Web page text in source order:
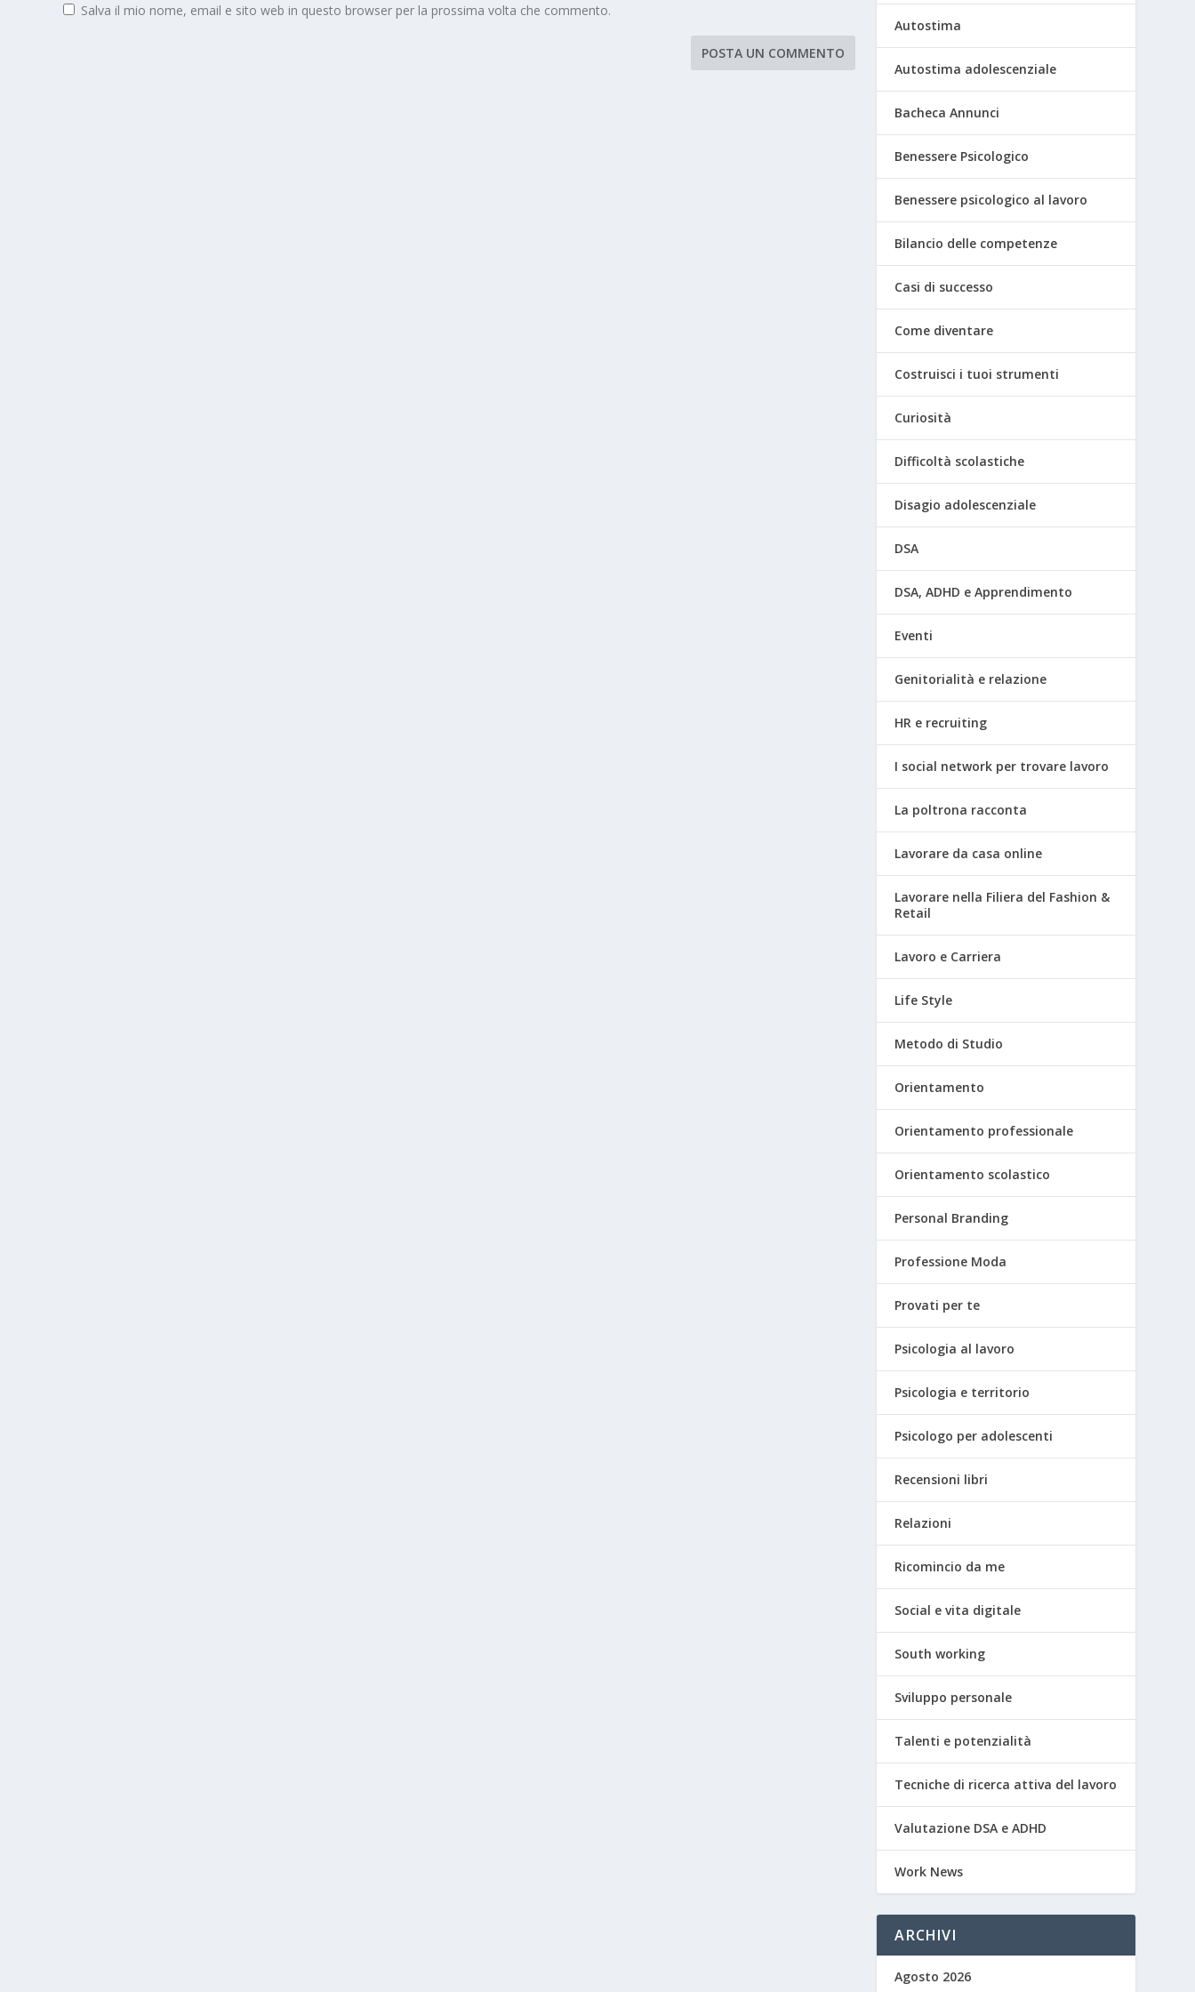
Salva il mio nome, email e sito web in questo browser per la prossima volta che commento.
Autostima
Autostima adolescenziale
Bacheca Annunci
Benessere Psicologico
Benessere psicologico al lavoro
Bilancio delle competenze
Casi di successo
Come diventare
Costruisci i tuoi strumenti
Curiosità
Difficoltà scolastiche
Disagio adolescenziale
DSA
DSA, ADHD e Apprendimento
Eventi
Genitorialità e relazione
HR e recruiting
I social network per trovare lavoro
La poltrona racconta
Lavorare da casa online
Lavorare nella Filiera del Fashion &
Retail
Lavoro e Carriera
Life Style
Metodo di Studio
Orientamento
Orientamento professionale
Orientamento scolastico
Personal Branding
Professione Moda
Provati per te
Psicologia al lavoro
Psicologia e territorio
Psicologo per adolescenti
Recensioni libri
Relazioni
Ricomincio da me
Social e vita digitale
South working
Sviluppo personale
Talenti e potenzialità
Tecniche di ricerca attiva del lavoro
Valutazione DSA e ADHD
Work News
ARCHIVI
Agosto 2026